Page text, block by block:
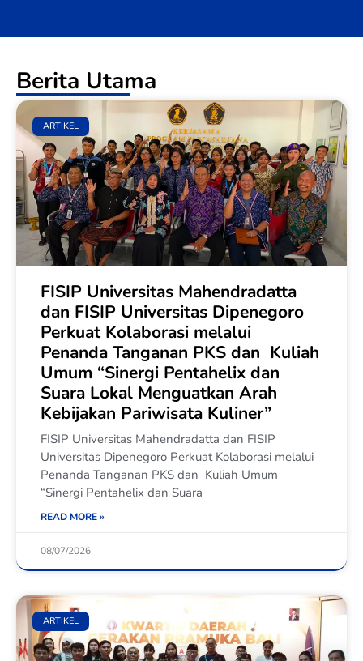
Berita Utama
ARTIKEL
FISIP Universitas Mahendradatta
dan FISIP Universitas Dipenegoro
Perkuat Kolaborasi melalui
Penanda Tanganan PKS dan Kuliah
Umum “Sinergi Pentahelix dan
Suara Lokal Menguatkan Arah
Kebijakan Pariwisata Kuliner”
FISIP Universitas Mahendradatta dan FISIP
Universitas Dipenegoro Perkuat Kolaborasi melalui
Penanda Tanganan PKS dan Kuliah Umum
“Sinergi Pentahelix dan Suara
READ MORE »
08/07/2026
ARTIKEL